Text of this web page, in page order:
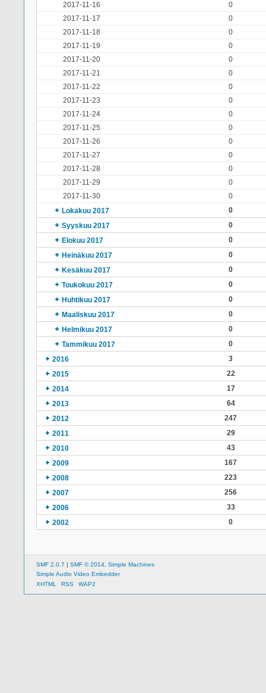
2017-11-16
0
2017-11-17
0
2017-11-18
0
2017-11-19
0
2017-11-20
0
2017-11-21
0
2017-11-22
0
2017-11-23
0
2017-11-24
0
2017-11-25
0
2017-11-26
0
2017-11-27
0
2017-11-28
0
2017-11-29
0
2017-11-30
0
Lokakuu 2017
0
Syyskuu 2017
0
Elokuu 2017
0
Heinäkuu 2017
0
Kesäkuu 2017
0
Toukokuu 2017
0
Huhtikuu 2017
0
Maaliskuu 2017
0
Helmikuu 2017
0
Tammikuu 2017
0
2016
3
2015
22
2014
17
2013
64
2012
247
2011
29
2010
43
2009
167
2008
223
2007
256
2006
33
2002
0
SMF 2.0.7 | SMF © 2014 Simple Machines
Simple Audio Video Embedder
XHTML
RSS WAP2